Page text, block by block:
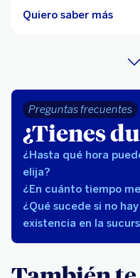
Quiero saber más
Preguntas frecuentes
¿Tienes
¿Hasta qué hora
elija?
¿En cuánto tiempo
¿Qué sucede si no
existencia en la